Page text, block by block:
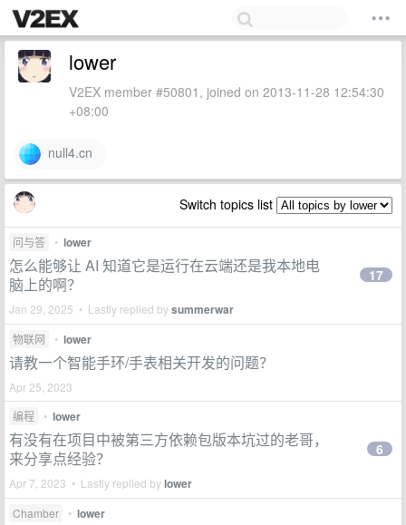
lower
V2EX member #50801, joined on 2013-11-28 12:54:30
+08:00
null4.cn
Switch topics list
问与答 • lower
怎么能够让 AI 知道它是运行在云端还是我本地电
脑上的啊？
Jan 29, 2025 • Lastly replied bysummerwar
17
物联网 • lower
请教一个智能手环/手表相关开发的问题？
Apr 25, 2023
编程
• lower
有没有在项目中被第三方依赖包版本坑过的老哥，
来分享点经验？
Apr 7, 2023 • Lastly replied bylower
6
Chamber • lower